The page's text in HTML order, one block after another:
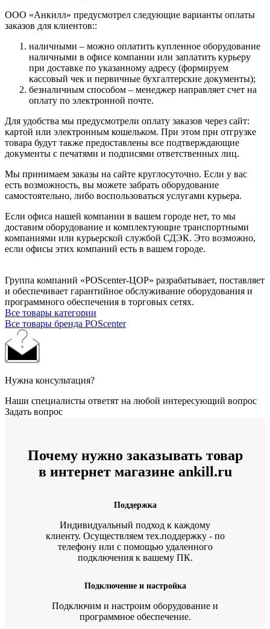
ООО «Анкилл» предусмотрел следующие варианты оплаты
заказов для клиентов::
наличными – можно оплатить купленное оборудование
наличными в офисе компании или заплатить курьеру
при доставке по указанному адресу (формируем
кассовый чек и первичные бухгалтерские документы);
безналичным способом – менеджер направляет счет на
оплату по электронной почте.
Для удобства мы предусмотрели оплату заказов через сайт:
картой или электронным кошельком. При этом при отгрузке
товара будут также предоставлены все подтверждающие
документы с печатями и подписями ответственных лиц.
Мы принимаем заказы на сайте круглосуточно. Если у вас
есть возможность, вы можете забрать оборудование
самостоятельно, либо воспользоваться услугами курьера.
Если офиса нашей компании в вашем городе нет, то мы
доставим оборудование и комплектующие транспортными
компаниями или курьерской службой СДЭК. Это возможно,
если офисы этих компаний есть в вашем городе.
Группа компаний «POScenter-ЦОР» разрабатывает, поставляет
и обеспечивает гарантийное обслуживание оборудования и
программного обеспечения в торговых сетях.
Все товары категории
Все товары бренда POScenter
Нужна консультация?
Наши специалисты ответят на любой интересующий вопрос
Задать вопрос
Почему нужно заказывать товар
в интернет магазине ankill.ru
Поддержка
Индивидуальный подход к каждому
клиенту. Осуществляем тех.поддержку - по
телефону или с помощью удаленного
подключения к вашему ПК.
Подключение и настройка
Подключим и настроим оборудование и
программное обеспечение.